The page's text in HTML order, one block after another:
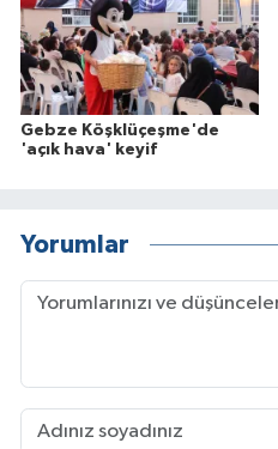
Gebze Köşklüçeşme'de
'açık hava' keyif
Yorumlar